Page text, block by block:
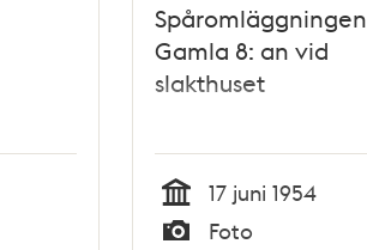
Spåromläggningen
Gamla 8: an vid
slakthuset
Tid
17 juni 1954
Foto